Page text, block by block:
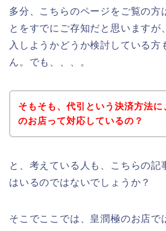
多分、こちらのページをご覧の方
とをすでにご存知だと思いますが
入しようかどうか検討している方
ん。でも、、、。
そもそも、代引という決済方法に
のお店って対応しているの？
と、考えている人も、こちらの記
はいるのではないでしょうか？
そこでここでは、皇潤極のお店で